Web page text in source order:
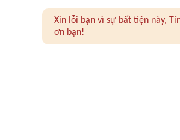
Xin lỗi bạn vì sự bất tiện này,
ơn bạn!